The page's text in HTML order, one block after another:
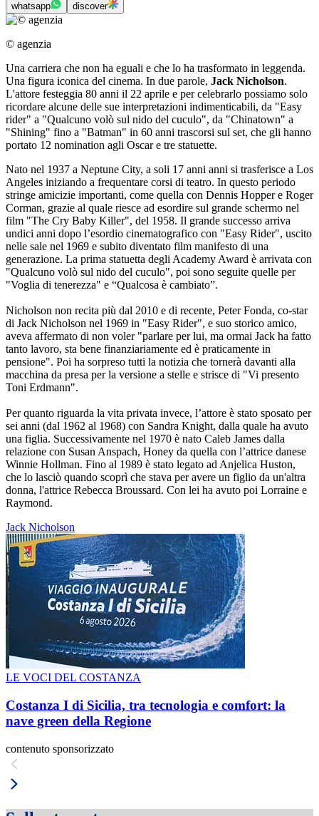
whatsapp discover
© agenzia
Una carriera che non ha eguali e che lo ha trasformato in leggenda.
Una figura iconica del cinema. In due parole, Jack Nicholson.
L'attore festeggia 80 anni il 22 aprile e per celebrarlo possiamo solo
ricordare alcune delle sue interpretazioni indimenticabili, da "Easy
rider" a "Qualcuno volò sul nido del cuculo", da "Chinatown" a
"Shining" fino a "Batman" in 60 anni trascorsi sul set, che gli hanno
portato 12 nomination agli Oscar e tre statuette.
Nato nel 1937 a Neptune City, a soli 17 anni anni si trasferisce a Los
Angeles iniziando a frequentare corsi di teatro. In questo periodo
stringe amicizie importanti, come quella con Dennis Hopper e Roger
Corman, grazie al quale riesce ad esordire sul grande schermo nel
film "The Cry Baby Killer", del 1958. Il grande successo arriva
undici anni dopo l’esordio cinematografico con "Easy Rider", uscito
nelle sale nel 1969 e subito diventato film manifesto di una
generazione. La prima statuetta degli Academy Award è arrivata con
"Qualcuno volò sul nido del cuculo", poi sono seguite quelle per
"Voglia di tenerezza" e “Qualcosa è cambiato”.
Nicholson non recita più dal 2010 e di recente, Peter Fonda, co-star
di Jack Nicholson nel 1969 in "Easy Rider", e suo storico amico,
aveva affermato di non voler "parlare per lui, ma ormai Jack ha fatto
tanto lavoro, sta bene finanziariamente ed è praticamente in
pensione". Poi ha sorpreso tutti la notizia che tornerà davanti alla
macchina da presa per la versione a stelle e strisce di "Vi presento
Toni Erdmann".
Per quanto riguarda la vita privata invece, l’attore è stato sposato per
sei anni (dal 1962 al 1968) con Sandra Knight, dalla quale ha avuto
una figlia. Successivamente nel 1970 è nato Caleb James dalla
relazione con Susan Anspach, Honey da quella con l’attrice danese
Winnie Hollman. Fino al 1989 è stato legato ad Anjelica Huston,
che lo lasciò quando scoprì che stava per avere un figlio da un'altra
donna, l'attrice Rebecca Broussard. Con lei ha avuto poi Lorraine e
Raymond.
Jack Nicholson
LE VOCI DEL COSTANZA
Costanza I di Sicilia, tra tecnologia e comfort: la
nave green della Regione
contenuto sponsorizzato